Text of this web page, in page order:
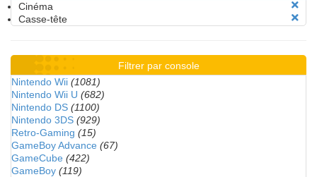
Cinéma
Casse-tête
Filtrer par console
Nintendo Wii (1081)
Nintendo Wii U (682)
Nintendo DS (1100)
Nintendo 3DS (929)
Retro-Gaming (15)
GameBoy Advance (67)
GameCube (422)
GameBoy (119)